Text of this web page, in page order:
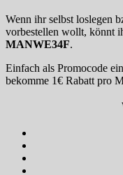
Wenn ihr selbst loslegen
vorbestellen wollt, könnt
MANWE34F.
Einfach als Promocode
bekomme 1€ Rabatt pro